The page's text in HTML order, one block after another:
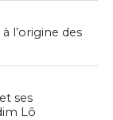
l’origine des
ses
Lô